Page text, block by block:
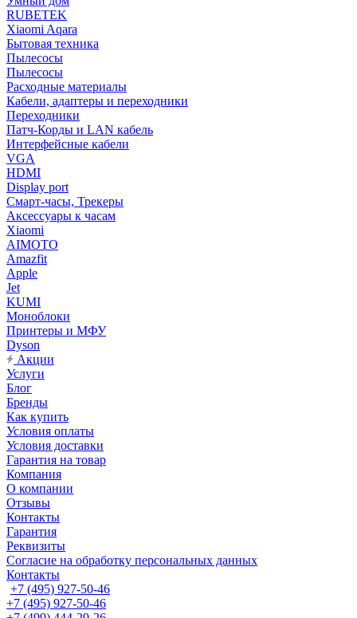
RUBETEK
Xiaomi Aqara
Бытовая техника
Пылесосы
Пылесосы
Расходные материалы
Кабели, адаптеры и переходники
Переходники
Патч-Корды и LAN кабель
Интерфейсные кабели
VGA
HDMI
Display port
Смарт-часы, Трекеры
Аксессуары к часам
Xiaomi
AIMOTO
Amazfit
Apple
Jet
KUMI
Моноблоки
Принтеры и МФУ
Dyson
Акции
Услуги
Блог
Бренды
Как купить
Условия оплаты
Условия доставки
Гарантия на товар
Компания
О компании
Отзывы
Контакты
Гарантия
Реквизиты
Согласие на обработку персональных данных
Контакты
+7 (495) 927-50-46
+7 (495) 927-50-46